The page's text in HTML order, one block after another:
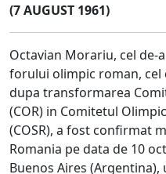
(7 AUGUST 1961)
Octavian Morariu, cel de-
forului olimpic roman,
dupa transformarea
(COR) in Comitetul
(COSR), a fost confirmat
Romania pe data de 10
Buenos Aires (Argentina),